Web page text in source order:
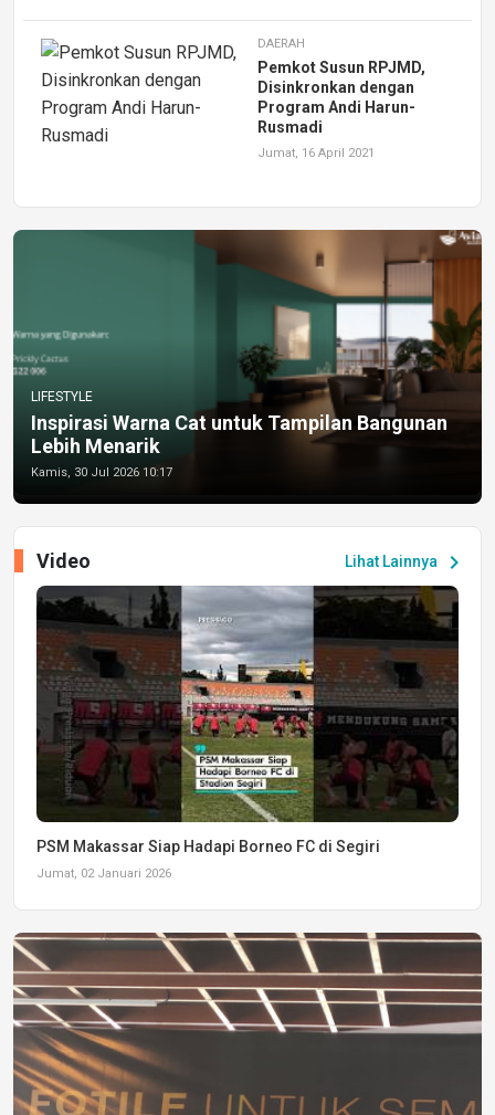
DAERAH
Pemkot Susun RPJMD,
Disinkronkan dengan
Program Andi Harun-
Rusmadi
Jumat, 16 April 2021
LIFESTYLE
Inspirasi Warna Cat untuk Tampilan Bangunan
Lebih Menarik
Kamis, 30 Jul 2026 10:17
Lihat Lainnya chevron_right
Video
PSM Makassar Siap Hadapi Borneo FC di Segiri
Jumat, 02 Januari 2026